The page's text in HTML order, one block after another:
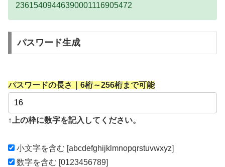
23615409446390001116905472
パスワード生成
パスワードの長さ｜6桁～256桁まで可能
↑上の枠に数字を記入してください。
小文字を含む [abcdefghijklmnopqrstuvwxyz]
数字を含む [0123456789]